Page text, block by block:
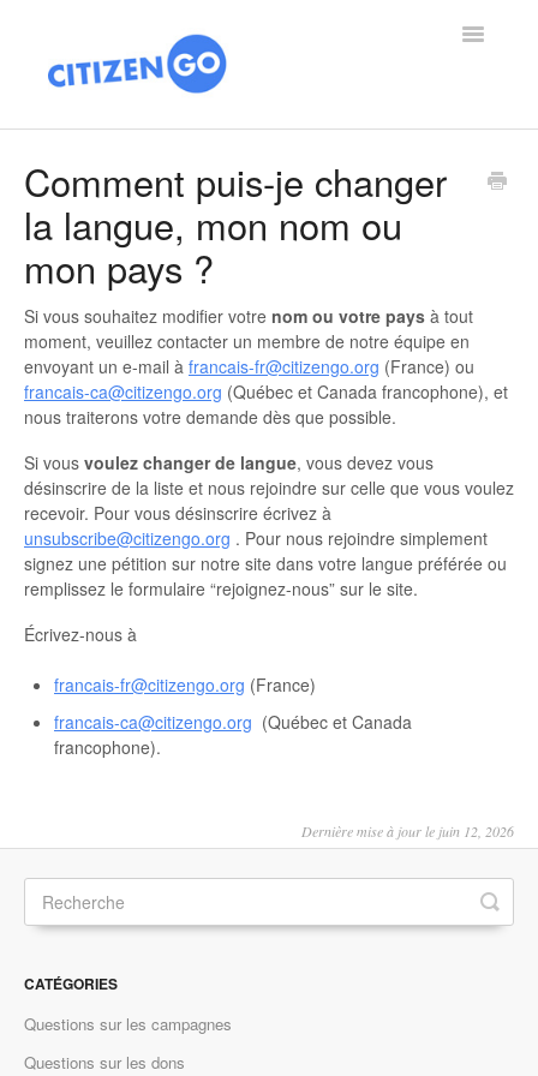
Toggle
NOUS CONNAÎTRE
VICTOIRES
FAITES UN DON
Comment puis-je changer
la langue, mon nom ou
mon pays ?
Si vous souhaitez modifier votre nom ou votre pays à tout
moment, veuillez contacter un membre de notre équipe en
envoyant un e-mail à francais-fr@citizengo.org (France) ou
francais-ca@citizengo.org (Québec et Canada francophone), et
nous traiterons votre demande dès que possible.
Si vous voulez changer de langue, vous devez vous
désinscrire de la liste et nous rejoindre sur celle que vous voulez
recevoir. Pour vous désinscrire écrivez à
unsubscribe@citizengo.org . Pour nous rejoindre simplement
signez une pétition sur notre site dans votre langue préférée ou
remplissez le formulaire “rejoignez-nous” sur le site.
Écrivez-nous à
francais-fr@citizengo.org (France)
francais-ca@citizengo.org (Québec et Canada
francophone).
Dernière mise à jour le juin 12, 2026
CATÉGORIES
Questions sur les campagnes
Questions sur les dons